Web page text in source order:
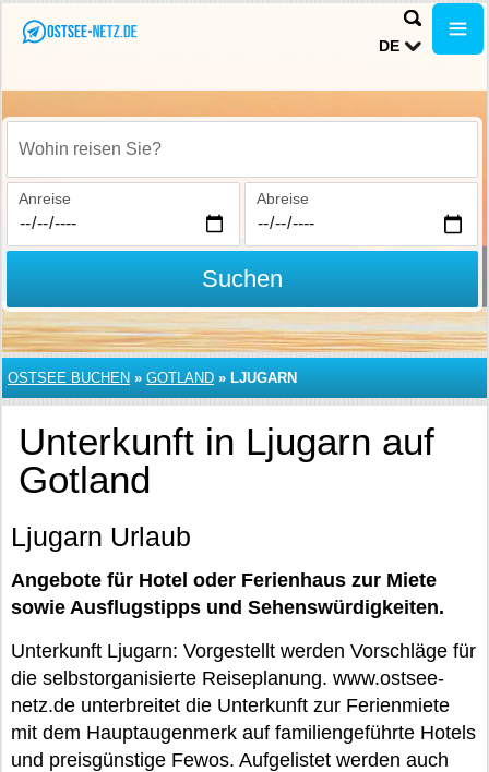
DE
Wohin reisen Sie?
Anreise Abreise
Suchen
OSTSEE BUCHEN » GOTLAND » LJUGARN
Unterkunft in Ljugarn auf
Gotland
Ljugarn Urlaub
Angebote für Hotel oder Ferienhaus zur Miete
sowie Ausflugstipps und Sehenswürdigkeiten.
Unterkunft Ljugarn: Vorgestellt werden Vorschläge für
die selbstorganisierte Reiseplanung. www.ostsee-
netz.de unterbreitet die Unterkunft zur Ferienmiete
mit dem Hauptaugenmerk auf familiengeführte Hotels
und preisgünstige Fewos. Aufgelistet werden auch